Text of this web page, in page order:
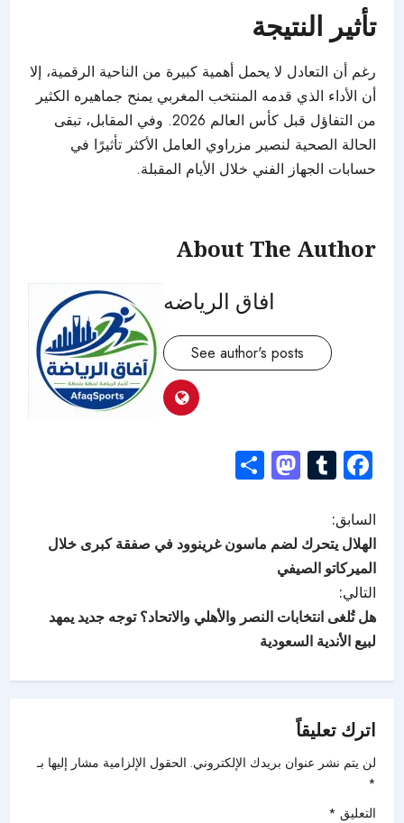
تأثير النتيجة
رغم أن التعادل لا يحمل أهمية كبيرة من الناحية الرقمية، إلا
أن الأداء الذي قدمه المنتخب المغربي يمنح جماهيره الكثير
من التفاؤل قبل كأس العالم 2026. وفي المقابل، تبقى
الحالة الصحية لنصير مزراوي العامل الأكثر تأثيرًا في
حسابات الجهاز الفني خلال الأيام المقبلة.
About The Author
افاق الرياضه
See author's posts
Facebook
Tumblr
Mastodon
السابق:
الهلال يتحرك لضم ماسون غرينوود في صفقة كبرى خلال
الميركاتو الصيفي
التالي:
هل تُلغى انتخابات النصر والأهلي والاتحاد؟ توجه جديد يمهد
لبيع الأندية السعودية
اترك تعليقاً
لن يتم نشر عنوان بريدك الإلكتروني. الحقول الإلزامية مشار إليها بـ
*
التعليق *